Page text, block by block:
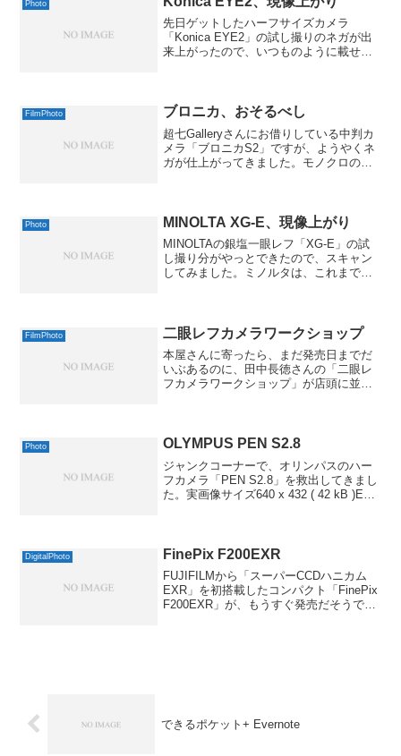
Photo
先日ゲットしたハーフサイズカメラ
「Konica EYE2」の試し撮りのネガが出
来上がったので、いつものように載せて
FilmPhoto ブロニカ、おそるべし
超七Galleryさんにお借りしている中判カ
メラ「ブロニカS2」ですが、ようやくネ
ガが仕上がってきました。モノクロの現
べき時期...
Photo MINOLTA XG-E、現像上がり
MINOLTAの銀塩一眼レフ「XG-E」の試
し撮り分がやっとできたので、スキャン
してみました。ミノルタは、これまでも
SR-...
FilmPhoto 二眼レフカメラワークショップ
本屋さんに寄ったら、まだ発売日までだ
いぶあるのに、田中長徳さんの「二眼レ
フカメラワークショップ」が店頭に並ん
ド...
Photo OLYMPUS PEN S2.8
ジャンクコーナーで、オリンパスのハー
フカメラ「PEN S2.8」を救出してきまし
た。実画像サイズ640 x 432 ( 42 kB )Exif
DigitalPhoto FinePix F200EXR
FUJIFILMから「スーパーCCDハニカム
EXR」を初搭載したコンパクト「FinePix
F200EXR」が、もうすぐ発売だそうで。
できるポケット+ Evernote